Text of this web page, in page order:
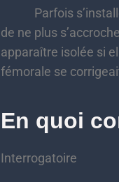
Parfois s’installe
de ne plus
apparaître isolée si
fémorale se
En quoi
Interrogatoire